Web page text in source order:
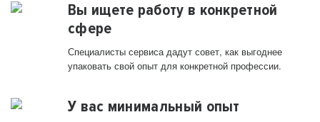
Вы ищете работу в конкретной
сфере
Специалисты сервиса дадут совет, как выгоднее
упаковать свой опыт для конкретной профессии.
У вас минимальный опыт